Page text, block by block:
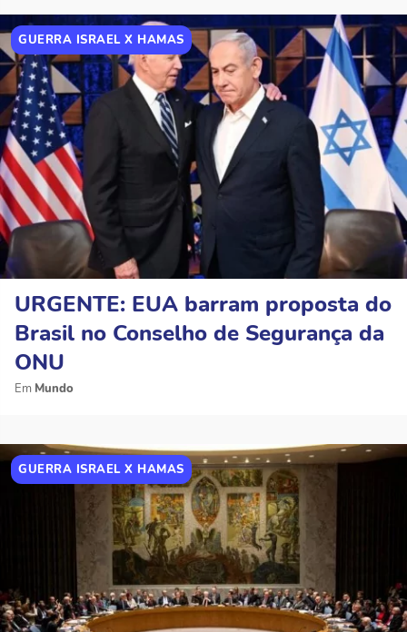
GUERRA ISRAEL X HAMAS
URGENTE: EUA barram proposta do
Brasil no Conselho de Segurança da
ONU
Mundo
GUERRA ISRAEL X HAMAS